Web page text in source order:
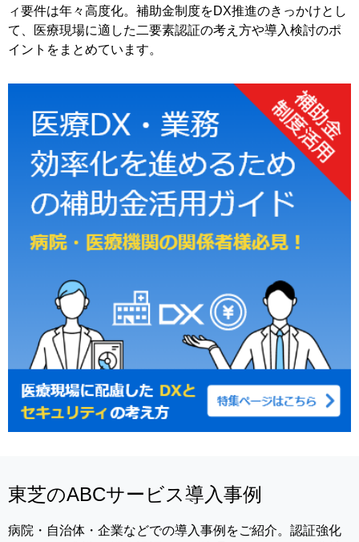
ィ要件は年々高度化。補助金制度をDX推進のきっかけとし
て、医療現場に適した二要素認証の考え方や導入検討のポ
イントをまとめています。
東芝のABCサービス導入事例
病院・自治体・企業などでの導入事例をご紹介。認証強化